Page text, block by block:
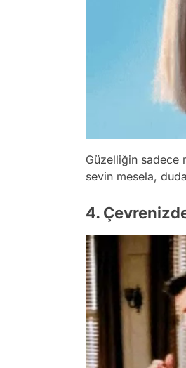
Güzelliğin sadece
sevin mesela,
4.